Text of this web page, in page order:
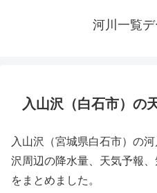
河川一覧
入山沢（白石市）の
入山沢（宮城県白石市）の
沢周辺の降水量、天気予報
をまとめました。